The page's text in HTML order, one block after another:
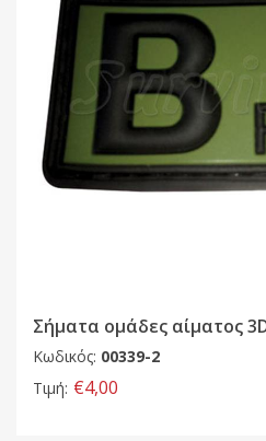
Σήματα ομάδες αίματος
Κωδικός: 00339-2
Τιμή: €4,00